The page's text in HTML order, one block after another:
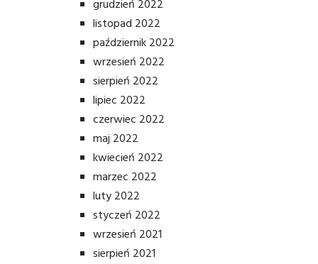
grudzień 2022
listopad 2022
październik 2022
wrzesień 2022
sierpień 2022
lipiec 2022
czerwiec 2022
maj 2022
kwiecień 2022
marzec 2022
luty 2022
styczeń 2022
wrzesień 2021
sierpień 2021